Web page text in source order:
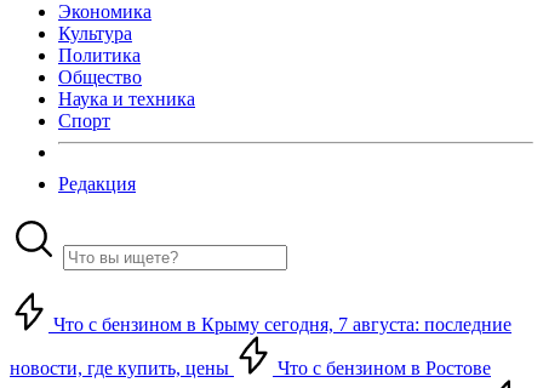
Экономика
Культура
Политика
Общество
Наука и техника
Спорт
Редакция
Что с бензином в Крыму сегодня, 7 августа: последние
новости, где купить, цены Что с бензином в Ростове